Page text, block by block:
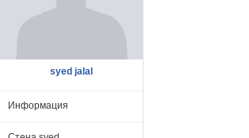
syed jalal
Информация